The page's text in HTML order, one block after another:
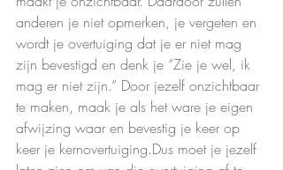
anderen je niet opmerken, je vergeten en
wordt je overtuiging dat je er niet mag
zijn bevestigd en denk je “Zie je wel, ik
mag er niet zijn.” Door jezelf onzichtbaar
te maken, maak je als het ware je eigen
afwijzing waar en bevestig je keer op
keer je kernovertuiging.Dus moet je jezelf